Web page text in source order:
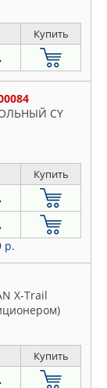
Купить
CY
Купить
р.
X-Trail
Купить